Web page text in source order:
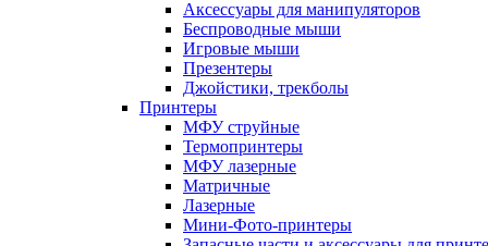
Аксессуары для манипуляторов
Беспроводные мыши
Игровые мыши
Презентеры
Джойстики, трекболы
Принтеры
МФУ струйные
Термопринтеры
МФУ лазерные
Матричные
Лазерные
Мини-Фото-принтеры